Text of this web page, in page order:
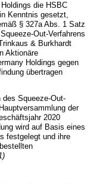
die HSBC
Kenntnis gesetzt,
§ 327a Abs. 1 Satz
Out-Verfahrens
& Burkhardt
Aktionäre
Holdings gegen
übertragen
des Squeeze-Out-
der
2020
wird auf Basis eines
festgelegt und ihre